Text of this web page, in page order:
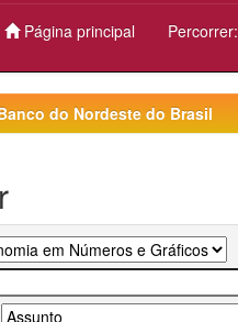
Página principal Percorrer:
do Nordeste do Brasil